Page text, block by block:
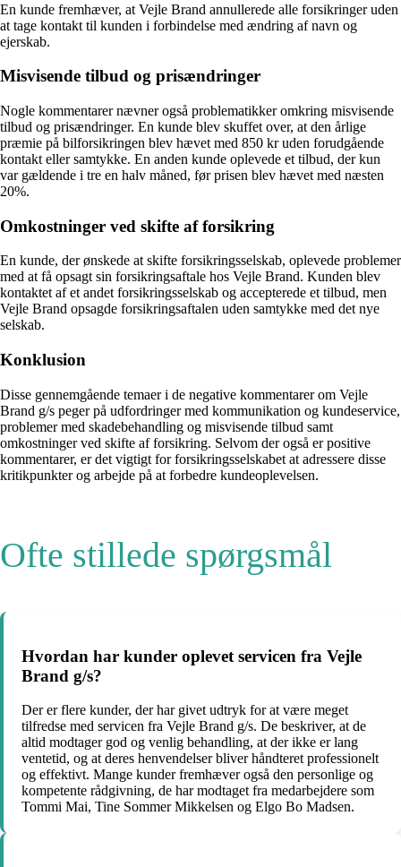
En kunde fremhæver, at Vejle Brand annullerede alle forsikringer uden
at tage kontakt til kunden i forbindelse med ændring af navn og
ejerskab.
Misvisende tilbud og prisændringer
Nogle kommentarer nævner også problematikker omkring misvisende
tilbud og prisændringer. En kunde blev skuffet over, at den årlige
præmie på bilforsikringen blev hævet med 850 kr uden forudgående
kontakt eller samtykke. En anden kunde oplevede et tilbud, der kun
var gældende i tre en halv måned, før prisen blev hævet med næsten
20%.
Omkostninger ved skifte af forsikring
En kunde, der ønskede at skifte forsikringsselskab, oplevede problemer
med at få opsagt sin forsikringsaftale hos Vejle Brand. Kunden blev
kontaktet af et andet forsikringsselskab og accepterede et tilbud, men
Vejle Brand opsagde forsikringsaftalen uden samtykke med det nye
selskab.
Konklusion
Disse gennemgående temaer i de negative kommentarer om Vejle
Brand g/s peger på udfordringer med kommunikation og kundeservice,
problemer med skadebehandling og misvisende tilbud samt
omkostninger ved skifte af forsikring. Selvom der også er positive
kommentarer, er det vigtigt for forsikringsselskabet at adressere disse
kritikpunkter og arbejde på at forbedre kundeoplevelsen.
Ofte stillede spørgsmål
Hvordan har kunder oplevet servicen fra Vejle
Brand g/s?
Der er flere kunder, der har givet udtryk for at være meget
tilfredse med servicen fra Vejle Brand g/s. De beskriver, at de
altid modtager god og venlig behandling, at der ikke er lang
ventetid, og at deres henvendelser bliver håndteret professionelt
og effektivt. Mange kunder fremhæver også den personlige og
kompetente rådgivning, de har modtaget fra medarbejdere som
Tommi Mai, Tine Sommer Mikkelsen og Elgo Bo Madsen.